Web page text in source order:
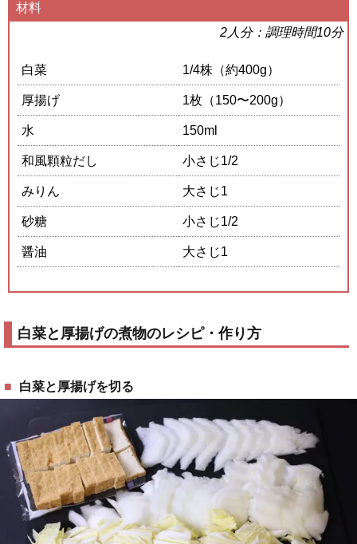
材料
2人分：調理時間10分
白菜 1/4株（約400g）
厚揚げ 1枚（150〜200g）
水 150ml
和風顆粒だし 小さじ1/2
みりん 大さじ1
砂糖 小さじ1/2
醤油 大さじ1
白菜と厚揚げの煮物のレシピ・作り方
白菜と厚揚げを切る